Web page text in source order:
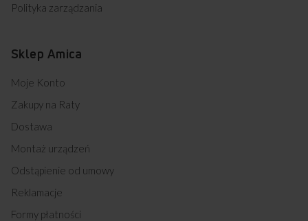
Polityka zarządzania
Sklep Amica
Moje Konto
Zakupy na Raty
Dostawa
Montaż urządzeń
Odstąpienie od umowy
Reklamacje
Formy płatności